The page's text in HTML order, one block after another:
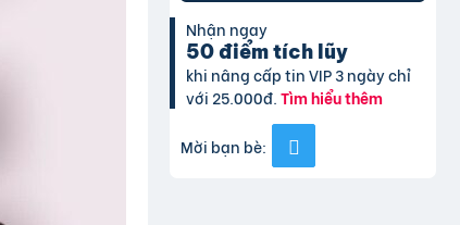
Nhận ngay
50 điểm tích lũy
khi nâng cấp tin VIP 3 ngày chỉ
với 25.000đ.Tìm hiểu thêm
Mời bạn bè: